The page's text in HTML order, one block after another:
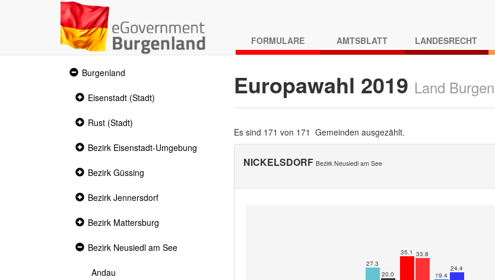
FORMULARE AMTSBLATT LANDESRECHT
Expanded
section
Burgenland
Collapsed
Eisenstadt (Stadt)
Collapsed
section
Rust (Stadt)
Collapsed
Bezirk Eisenstadt-Umgebung
Collapsed
Bezirk Güssing
Collapsed
Bezirk Jennersdorf
Collapsed
Bezirk Mattersburg
Expanded
Bezirk Neusiedl am See
Andau
Europawahl 2019 Land
Es sind 171 von 171 Gemeinden ausgezählt.
NICKELSDORF Bezirk Neusiedl am See
27.3
20.0
35.1 33.8
19.4
24.4